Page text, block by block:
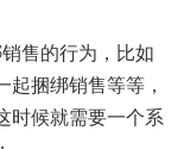
售的行为，比如
捆绑销售等等，
时候就需要一个系